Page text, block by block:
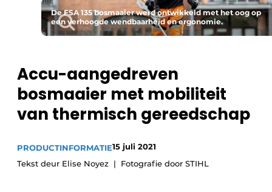
De FSA 135 bosmaaier werd ontwikkeld met het oog op
een verhoogde wendbaarheid en ergonomie.
Accu-aangedreven
bosmaaier met mobiliteit
van thermisch gereedschap
PRODUCTINFORMATIE15 juli 2021
Tekst deur Elise Noyez
Fotografie door STIHL